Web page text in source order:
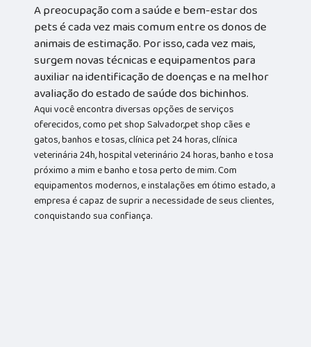
A preocupação com a saúde e bem-estar dos
pets é cada vez mais comum entre os donos de
animais de estimação. Por isso, cada vez mais,
surgem novas técnicas e equipamentos para
auxiliar na identificação de doenças e na melhor
avaliação do estado de saúde dos bichinhos.
Aqui você encontra diversas opções de serviços
oferecidos, como pet shop Salvador,pet shop cães e
gatos, banhos e tosas, clínica pet 24 horas, clínica
veterinária 24h, hospital veterinário 24 horas, banho e tosa
próximo a mim e banho e tosa perto de mim. Com
equipamentos modernos, e instalações em ótimo estado, a
empresa é capaz de suprir a necessidade de seus clientes,
conquistando sua confiança.